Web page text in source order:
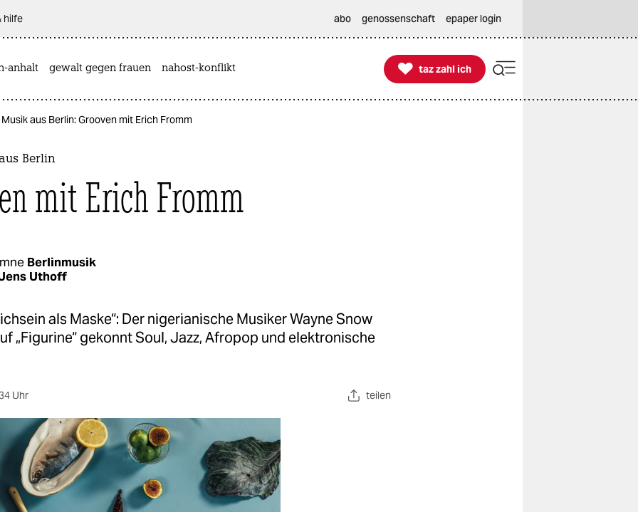
hilfe abo genossenschaft epaper login
anhalt gewalt gegen frauen nahost-konflikt 
taz zahl ich
taz zahl ich
aus Berlin: Grooven mit Erich Fromm
Berlin
mit Erich Fromm
Berlinmusik
Uthoff
als Maske“: Der nigerianische Musiker Wayne Snow
„Figurine“ gekonnt Soul, Jazz, Afropop und elektronische
Uhr teilen